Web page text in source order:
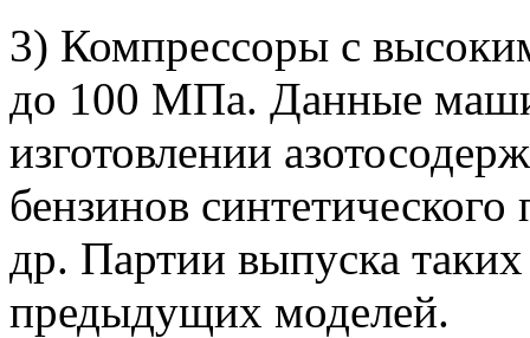
3) Компрессоры с
до 100 МПа. Данные
изготовлении
бензинов
др. Партии выпуска
предыдущих моделей.